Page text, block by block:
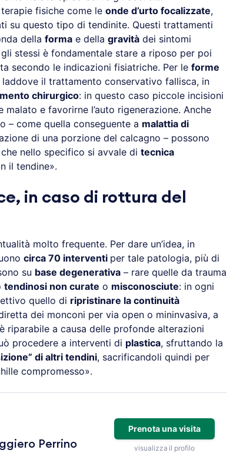
fisiche come le onde d’urto focalizzate,
su questo tipo di tendinite. Questi trattamenti
della forma e della gravità dei sintomi
stessi è fondamentale stare a riposo per poi
secondo le indicazioni fisiatriche. Per le forme
laddove il trattamento conservativo fallisca, in
chirurgico: in questo caso piccole incisioni
e favorirne l’auto rigenerazione. Anche
– come quella conseguente a malattia di
di una porzione del calcagno – possono
nello specifico si avvale di tecnica
il tendine».
in caso di rottura del
molto frequente. Per dare un’idea, in
circa 70 interventi per tale patologia, più di
su base degenerativa – rare quelle da trauma
tendinosi non curate o misconosciute: in ogni
quello di ripristinare la continuità
dei monconi per via open o mininvasiva, a
riparabile a causa delle profonde alterazioni
procedere a interventi di plastica, sfruttando la
di altri tendini, sacrificandoli quindi per
compromesso».
Perrino
Prenota una visita
visualizza il profilo